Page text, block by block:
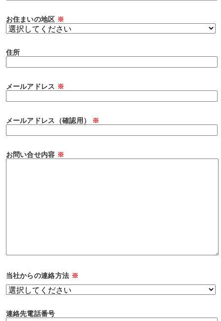
お住まいの地区 ※
住所
メールアドレス ※
メールアドレス（確認用） ※
お問い合せ内容 ※
当社からの連絡方法 ※
連絡先電話番号